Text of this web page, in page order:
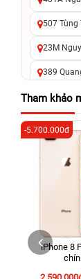
507 Tùng
23M
389
625 -
326 Lê
Đức cũ)
256 Võ
Đức Cũ)
70
24h
Tàu cũ)
198
Tham khảo
iPhone 8
-5.700.000đ